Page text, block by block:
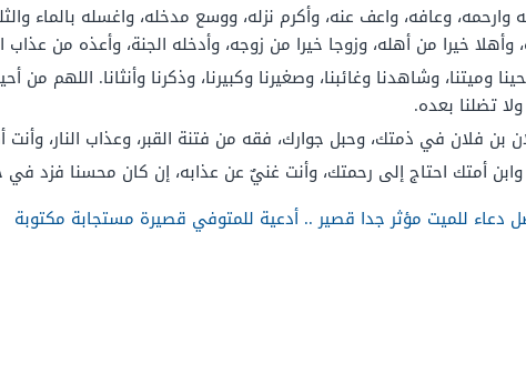
وارحمه، وعافه، واعف عنه، وأكرم نزله، ووسع مدخله، واغسله بالماء
وأهلا خيرا من أهله، وزوجا خيرا من زوجه، وأدخله الجنة، وأعذه من عذاب
وميتنا، وشاهدنا وغائبنا، وصغيرنا وكبيرنا، وذكرنا وأنثانا. اللهم
تضلنا بعده.
بن فلان في ذمتك، وحبل جوارك، فقه من فتنة القبر، وعذاب النار، وأنت
أمتك احتاج إلى رحمتك، وأنت غنيٌ عن عذابه، إن كان محسنا فزد في
دعاء للميت مؤثر جدا قصير .. أدعية للمتوفي قصيرة مستجابة مكتوبة